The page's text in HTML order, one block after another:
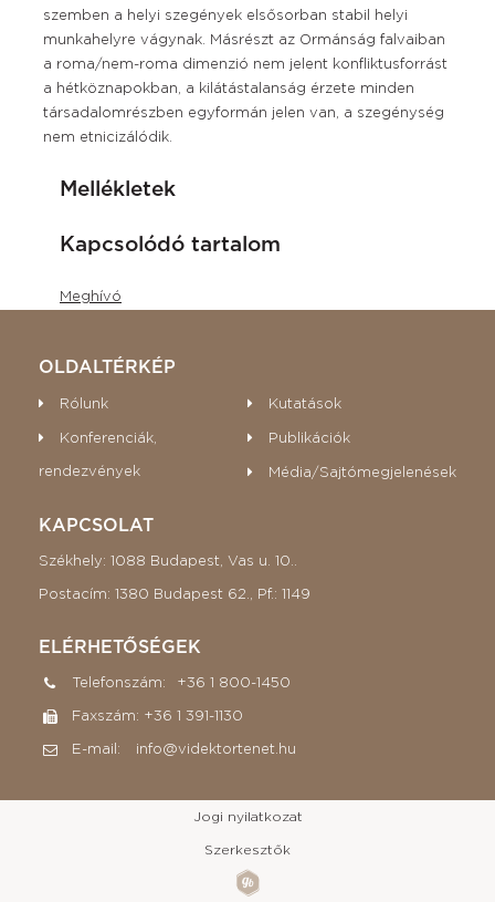
szemben a helyi szegények elsősorban stabil helyi
munkahelyre vágynak. Másrészt az Ormánság falvaiban
a roma/nem-roma dimenzió nem jelent konfliktusforrást
a hétköznapokban, a kilátástalanság érzete minden
társadalomrészben egyformán jelen van, a szegénység
nem etnicizálódik.
Mellékletek
Kapcsolódó tartalom
Meghívó
OLDALTÉRKÉP
Rólunk Kutatások
Konferenciák,
rendezvények
Publikációk
Média/Sajtómegjelenések
KAPCSOLAT
Székhely: 1088 Budapest, Vas u. 10..
Postacím: 1380 Budapest 62., Pf.: 1149
ELÉRHETŐSÉGEK
Telefonszám: +36 1 800-1450
Faxszám: +36 1 391-1130
E-mail: info@videktortenet.hu
Jogi nyilatkozat
Szerkesztők